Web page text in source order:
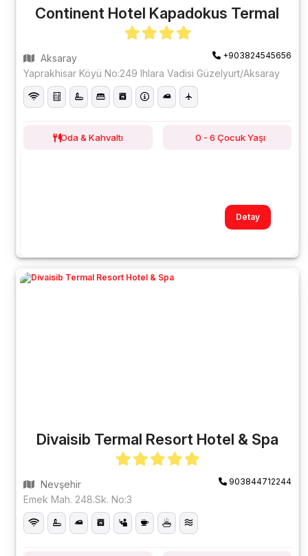
Continent Hotel Kapadokus Termal
Aksaray +903824545656
Yaprakhisar Köyü No:249 Ihlara Vadisi Güzelyurt/Aksaray
Oda & Kahvaltı 0 - 6 Çocuk Yaşı
Detay
Divaisib Termal Resort Hotel & Spa
Nevşehir 903844712244
Emek Mah. 248.Sk. No:3